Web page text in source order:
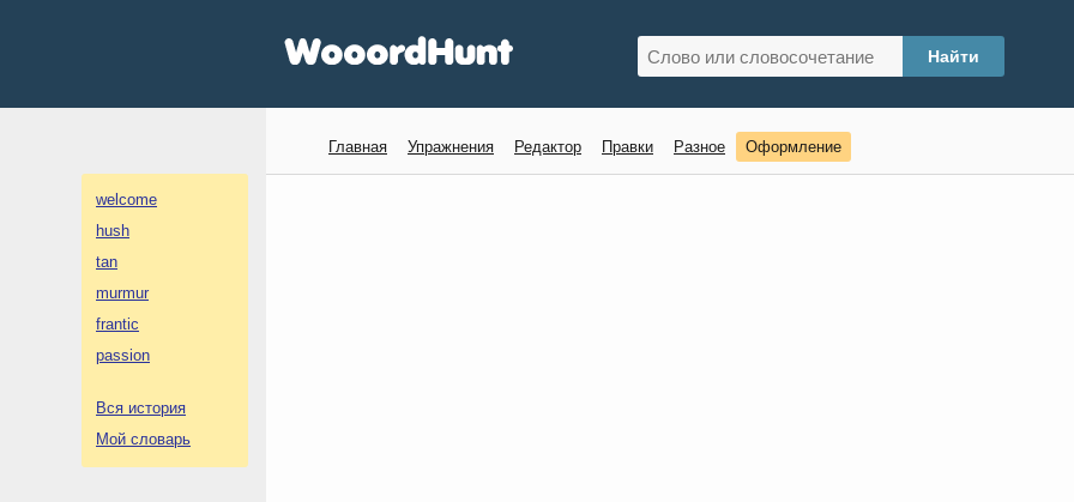
welcome
hush
tan
murmur
frantic
passion
Вся история
Мой словарь
Главная Упражнения Редактор Правки Разное Оформление